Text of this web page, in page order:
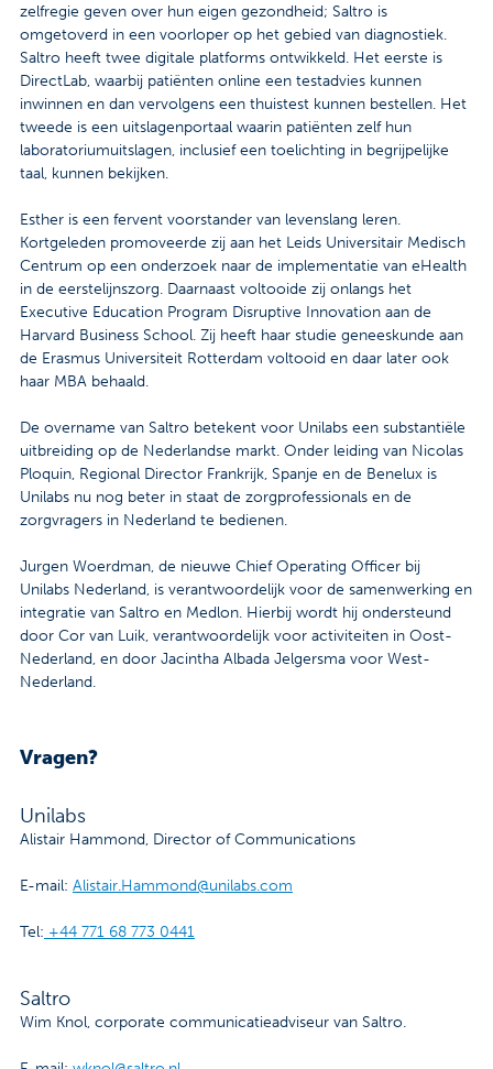
zelfregie geven over hun eigen gezondheid; Saltro is
omgetoverd in een voorloper op het gebied van diagnostiek.
Saltro heeft twee digitale platforms ontwikkeld. Het eerste is
DirectLab, waarbij patiënten online een testadvies kunnen
inwinnen en dan vervolgens een thuistest kunnen bestellen. Het
tweede is een uitslagenportaal waarin patiënten zelf hun
laboratoriumuitslagen, inclusief een toelichting in begrijpelijke
taal, kunnen bekijken.
Esther is een fervent voorstander van levenslang leren.
Kortgeleden promoveerde zij aan het Leids Universitair Medisch
Centrum op een onderzoek naar de implementatie van eHealth
in de eerstelijnszorg. Daarnaast voltooide zij onlangs het
Executive Education Program Disruptive Innovation aan de
Harvard Business School. Zij heeft haar studie geneeskunde aan
de Erasmus Universiteit Rotterdam voltooid en daar later ook
haar MBA behaald.
De overname van Saltro betekent voor Unilabs een substantiële
uitbreiding op de Nederlandse markt. Onder leiding van Nicolas
Ploquin, Regional Director Frankrijk, Spanje en de Benelux is
Unilabs nu nog beter in staat de zorgprofessionals en de
zorgvragers in Nederland te bedienen.
Jurgen Woerdman, de nieuwe Chief Operating Officer bij
Unilabs Nederland, is verantwoordelijk voor de samenwerking en
integratie van Saltro en Medlon. Hierbij wordt hij ondersteund
door Cor van Luik, verantwoordelijk voor activiteiten in Oost-
Nederland, en door Jacintha Albada Jelgersma voor West-
Nederland.
Vragen?
Unilabs
Alistair Hammond, Director of Communications
E-mail: Alistair.Hammond@unilabs.com
Tel: +44 771 68 773 0441
Saltro
Wim Knol, corporate communicatieadviseur van Saltro.